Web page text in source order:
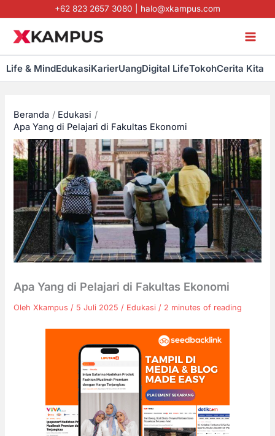
ke
konten
+62 823 2657 3080 halo@xkampus.com
Life & MindEdukasiKarierUangDigital LifeTokohCerita Kita
Beranda
Edukasi
Apa Yang di Pelajari di Fakultas Ekonomi
Apa Yang di Pelajari di Fakultas Ekonomi
OlehXkampus/ 5 Juli 2025/ Edukasi / 2 minutes of reading